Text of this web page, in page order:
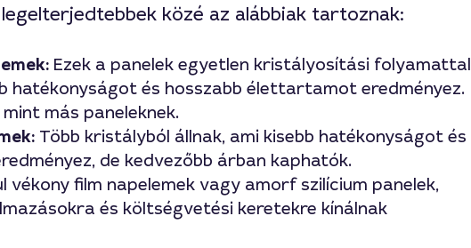
közé az alábbiak tartoznak:
Ezek a panelek egyetlen kristályosítási folyamattal
hatékonyságot és hosszabb élettartamot eredményez.
más paneleknek.
Több kristályból állnak, ami kisebb hatékonyságot és
de kedvezőbb árban kaphatók.
vékony film napelemek vagy amorf szilícium panelek,
és költségvetési keretekre kínálnak